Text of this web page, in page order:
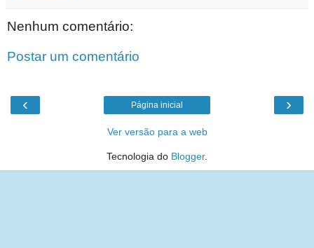
Nenhum comentário:
Postar um comentário
‹ ›
Página inicial
Ver versão para a web
Tecnologia do Blogger.